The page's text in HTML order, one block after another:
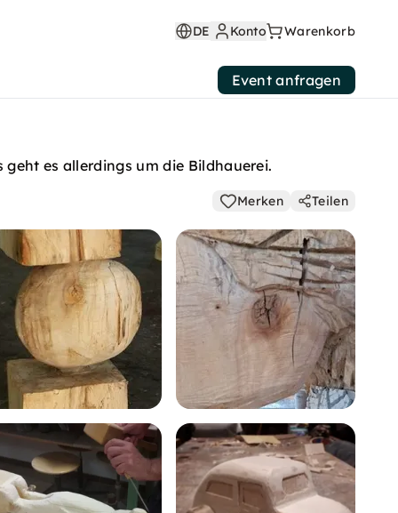
DE Konto Warenkorb
Event anfragen
es allerdings um die Bildhauerei.
Merken Teilen